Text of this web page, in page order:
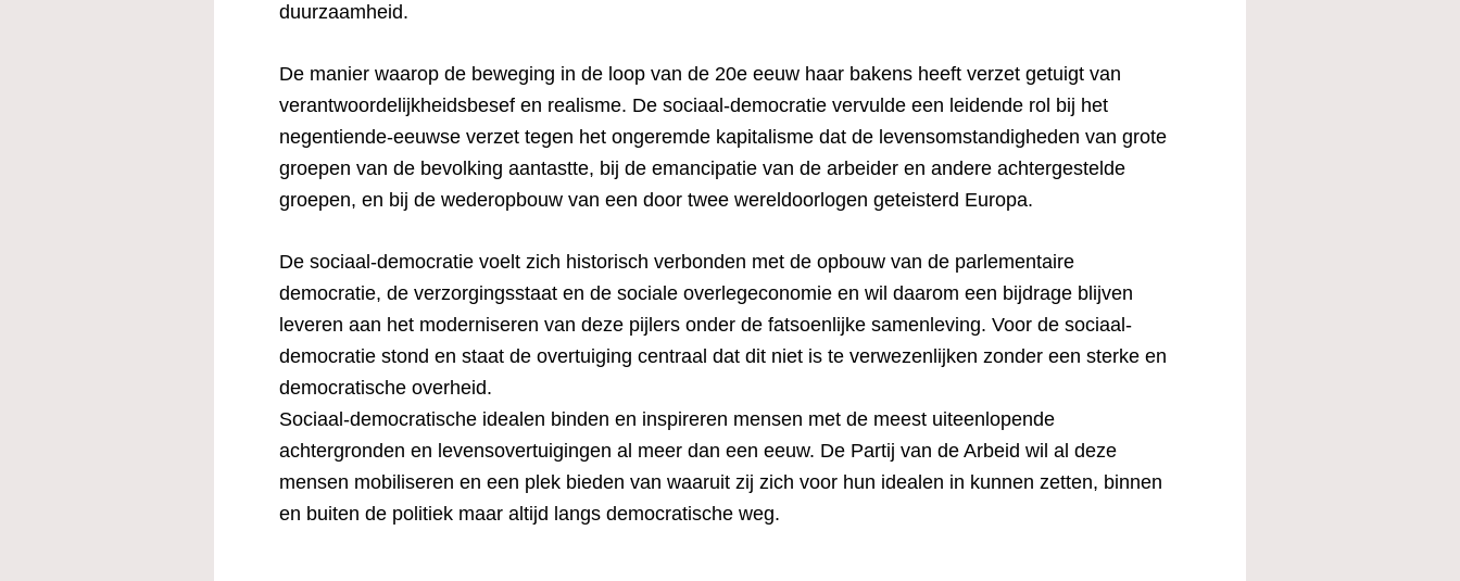
duurzaamheid.
De manier waarop de beweging in de loop van de 20e eeuw haar bakens heeft verzet getuigt van
verantwoordelijkheidsbesef en realisme. De sociaal-democratie vervulde een leidende rol bij het
negentiende-eeuwse verzet tegen het ongeremde kapitalisme dat de levensomstandigheden van grote
groepen van de bevolking aantastte, bij de emancipatie van de arbeider en andere achtergestelde
groepen, en bij de wederopbouw van een door twee wereldoorlogen geteisterd Europa.
De sociaal-democratie voelt zich historisch verbonden met de opbouw van de parlementaire
democratie, de verzorgingsstaat en de sociale overlegeconomie en wil daarom een bijdrage blijven
leveren aan het moderniseren van deze pijlers onder de fatsoenlijke samenleving. Voor de sociaal-
democratie stond en staat de overtuiging centraal dat dit niet is te verwezenlijken zonder een sterke en
democratische overheid.
Sociaal-democratische idealen binden en inspireren mensen met de meest uiteenlopende
achtergronden en levensovertuigingen al meer dan een eeuw. De Partij van de Arbeid wil al deze
mensen mobiliseren en een plek bieden van waaruit zij zich voor hun idealen in kunnen zetten, binnen
en buiten de politiek maar altijd langs democratische weg.